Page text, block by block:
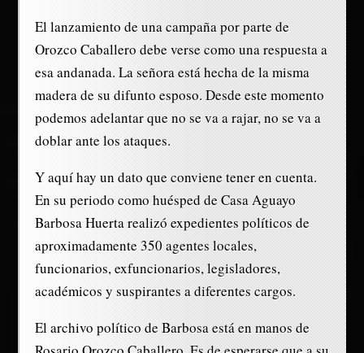
El lanzamiento de una campaña por parte de
Orozco Caballero debe verse como una respuesta a
esa andanada. La señora está hecha de la misma
madera de su difunto esposo. Desde este momento
podemos adelantar que no se va a rajar, no se va a
doblar ante los ataques.
Y aquí hay un dato que conviene tener en cuenta.
En su periodo como huésped de Casa Aguayo
Barbosa Huerta realizó expedientes políticos de
aproximadamente 350 agentes locales,
funcionarios, exfuncionarios, legisladores,
académicos y suspirantes a diferentes cargos.
El archivo político de Barbosa está en manos de